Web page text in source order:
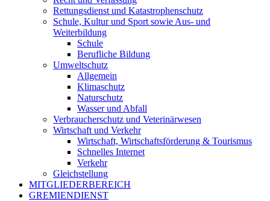
Rettungsdienst und Katastrophenschutz
Schule, Kultur und Sport sowie Aus- und
Weiterbildung
Schule
Berufliche Bildung
Umweltschutz
Allgemein
Klimaschutz
Naturschutz
Wasser und Abfall
Verbraucherschutz und Veterinärwesen
Wirtschaft und Verkehr
Wirtschaft, Wirtschaftsförderung & Tourismus
Schnelles Internet
Verkehr
Gleichstellung
MITGLIEDERBEREICH
GREMIENDIENST